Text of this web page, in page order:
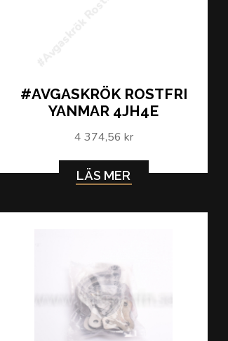
#AVGASKRÖK ROSTFRI
YANMAR 4JH4E
4 374,56 kr
LÄS MER